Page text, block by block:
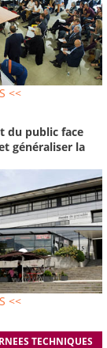
<<
du public face
généraliser la
<<
TECHNIQUES